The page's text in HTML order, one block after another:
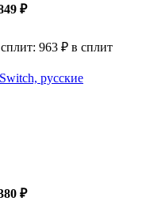
₽
963 ₽ в сплит
русские
₽